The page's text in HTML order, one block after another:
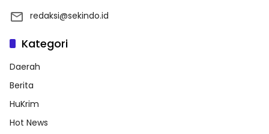
redaksi@sekindo.id
Kategori
Daerah
Berita
HuKrim
Hot News